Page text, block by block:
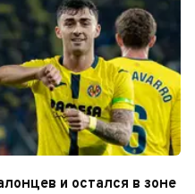
и остался в зоне